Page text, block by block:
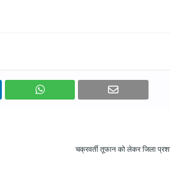
चक्रवर्ती तूफान को लेकर जिला